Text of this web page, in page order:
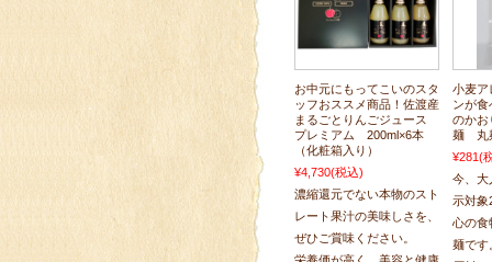
お中元にもってこいのスタ
ッフおススメ商品！佐渡産
まるごとりんごジュース
プレミアム 200ml×6本
（化粧箱入り）
¥4,730(税込)
濃縮還元でない本物のスト
レート果汁の美味しさを、
ぜひご賞味ください。
小麦ア
ンが食
のかお
麺 丸
¥281(
今、大
示対象
心の食
麺です